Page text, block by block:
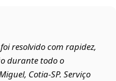
resolvido com rapidez,
durante todo o
Cotia‑SP. Serviço